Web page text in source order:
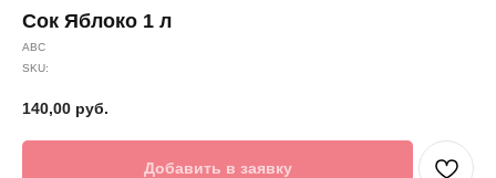
Сок Яблоко 1 л
АВС
SKU:
140,00 руб.
Добавить в заявку